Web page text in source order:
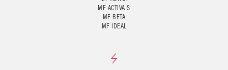
MF ACTIVA S
MF BETA
MF IDEAL